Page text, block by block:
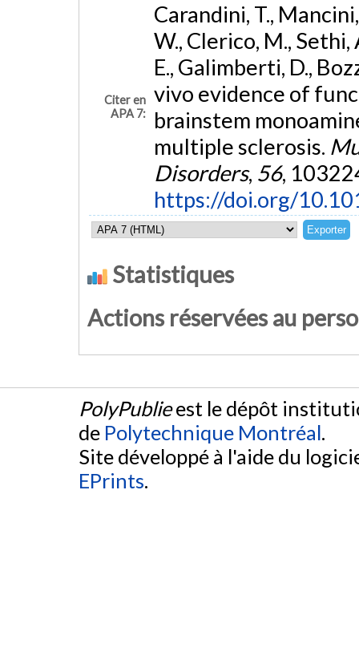
Citer en
APA 7:
Carandini, T.,
W., Clerico, M., Sethi,
E., Galimberti, D.,
vivo evidence of
brainstem
multiple sclerosis.
Disorders, 56,
https://doi.org/
Statistiques
Actions réservées au
PolyPublieest le dépôt
de Polytechnique Montréal.
Site développé à l'aide du
EPrints.